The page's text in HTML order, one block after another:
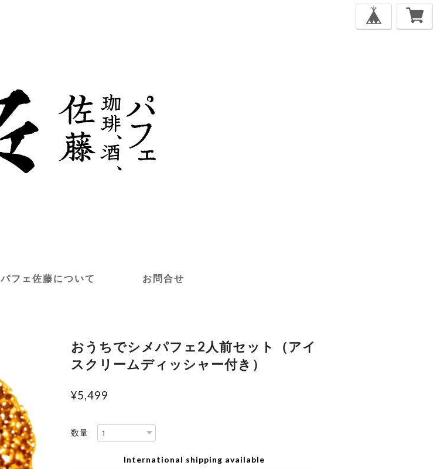
パフェ佐藤について お問合せ
おうちでシメパフェ2人前セット（アイ
スクリームディッシャー付き）
¥5,499
数量
International shipping available